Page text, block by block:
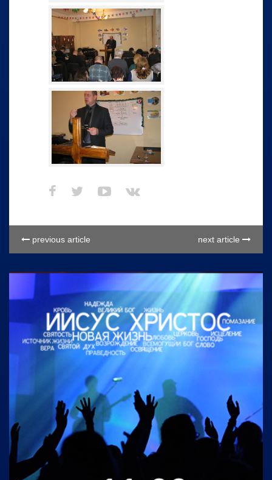
previous article next article